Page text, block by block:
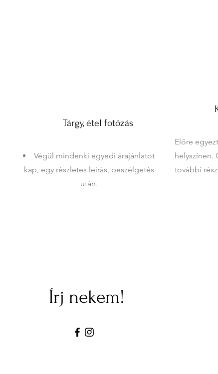
Tárgy, étel fotózás
Végül mindenki egyedi árajánlatot
kap, egy részletes leírás, beszélgetés
után.
Előre
helyszínen.
további
Írj nekem!